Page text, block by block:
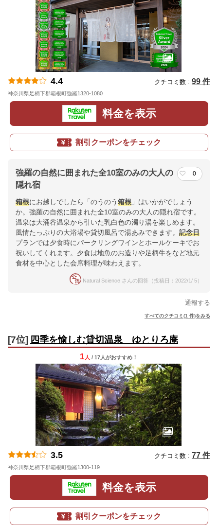
4.4 クチコミ数 : 99 件
神奈川県足柄下郡箱根町強羅1320-1080
料金を表示
割引クーポンをチェック
強羅の自然に囲まれた全10室のみの大人の
隠れ宿
0
箱根にお越しでしたら「のうのう箱根 」はいかがでしょう
か。強羅の自然に囲まれた全10室のみの大人の隠れ宿です。
温泉は大涌谷温泉から引いた乳白色の濁り湯を楽しめます。
風情たっぷりの大浴場や貸切風呂で湯あみできます。 記念日
プランでは夕食時にパークリングワインとホールケーキでお
祝いしてくれます。夕食は地魚のお造りや足柄牛をなど地元
食材を中心とした会席料理が味わえます。
Natural Science さんの回答（投稿日：2022/1/ 5）
通報する
すべてのクチコミ(1 件)をみる
[7位] 四季を愉しむ貸切温泉 ゆとりろ庵
1 人 / 17人がおすすめ！
3.5 クチコミ数 : 77 件
神奈川県足柄下郡箱根町強羅1300-119
料金を表示
割引クーポンをチェック